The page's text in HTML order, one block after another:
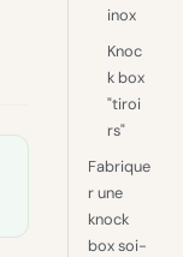
inox
Knoc
k box
"tiroi
rs"
Fabrique
r une
knock
box soi-